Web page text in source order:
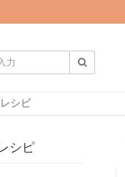
シピ
シピ